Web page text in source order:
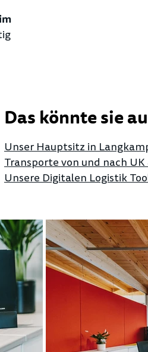
Das könnte sie
Unser Hauptsitz in
Transporte von und nach
Unsere Digitalen Logistik